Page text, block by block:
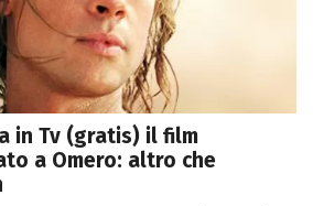
in Tv (gratis) il film
a Omero: altro che